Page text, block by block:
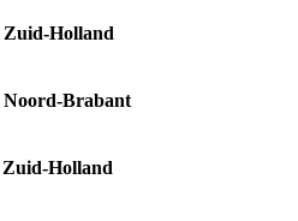
Zuid-Holland
Noord-Brabant
Zuid-Holland